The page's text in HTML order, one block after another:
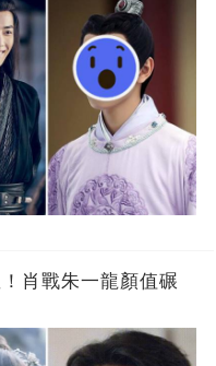
肖戰朱一龍顏值碾